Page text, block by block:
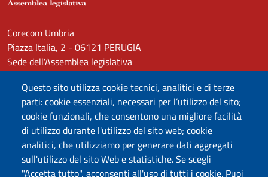
Questo sito utilizza cookie tecnici, analitici e di terze
parti: cookie essenziali, necessari per l’utilizzo del sito;
cookie funzionali, che consentono una migliore facilità
di utilizzo durante l'utilizzo del sito web; cookie
analitici, che utilizziamo per generare dati aggregati
sull'utilizzo del sito Web e statistiche. Se scegli
"Accetta tutto", acconsenti all'uso di tutti i cookie. Puoi
Corecom Umbria
Piazza Italia, 2 - 06121 PERUGIA
Sede dell'Assemblea legislativa
Caselle PEC
corecom.umbria.contenzioso@arubapec.it
cons.reg.umbria@arubapec.it
Vi invitiamo ad utilizzare la seguente mail per segnalare
pagine o sezioni non accessibili, in modo da fornirvi un